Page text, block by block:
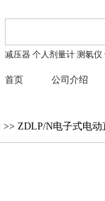
减压器 个人剂量计 测氡仪
首页 公司介绍
>> ZDLP/N电子式电